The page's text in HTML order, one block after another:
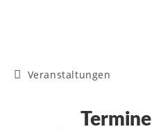
Veranstaltungen
Termine